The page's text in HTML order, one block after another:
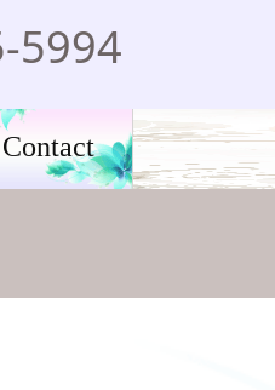
5994
Contact